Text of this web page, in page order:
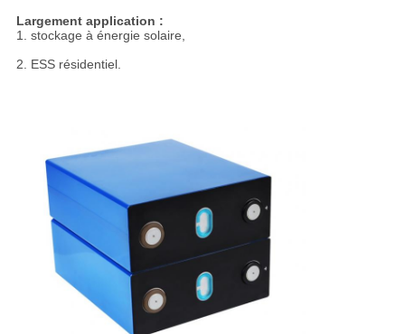
Largement application :
1. stockage à énergie solaire,
2. ESS résidentiel.